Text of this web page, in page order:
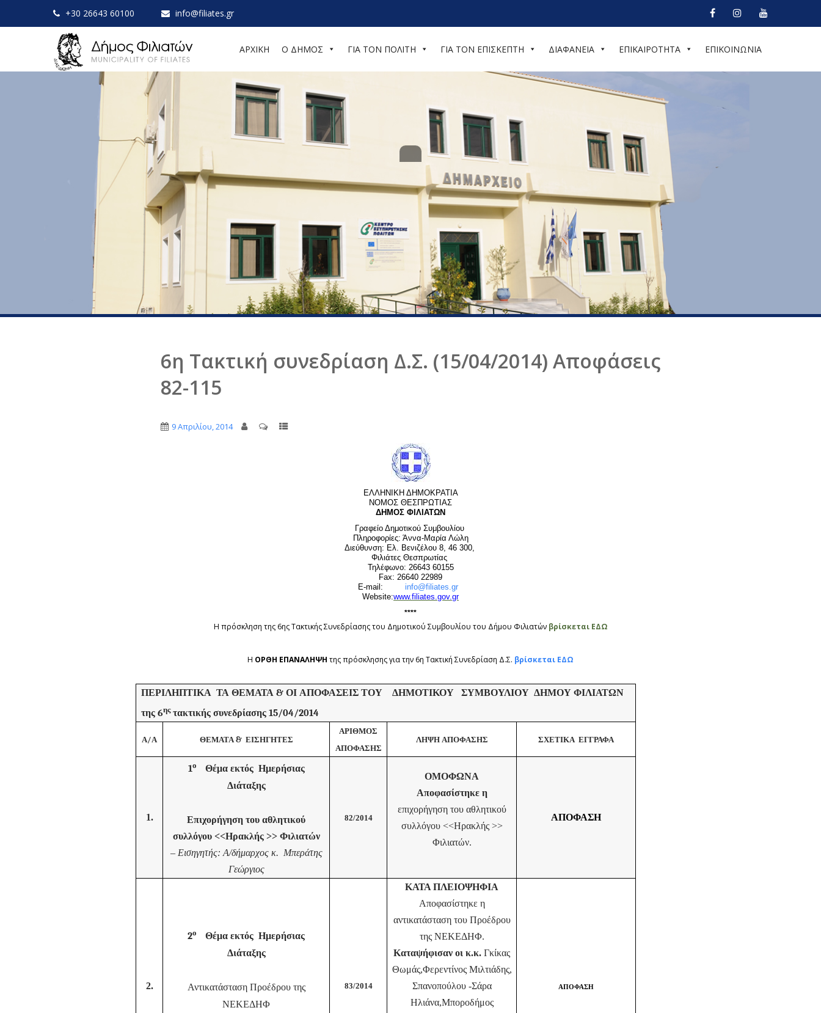
+30 26643 60100 info@filiates.gr
ΑΡΧΙΚΗ Ο ΔΗΜΟΣ ΓΙΑ ΤΟΝ ΠΟΛΙΤΗ ΓΙΑ ΤΟΝ ΕΠΙΣΚΕΠΤΗ ΔΙΑΦΑΝΕΙΑ ΕΠΙΚΑΙΡΟΤΗΤΑ ΕΠΙΚΟΙΝΩΝΙΑ
6η Tακτική συνεδρίαση Δ.Σ. (15/04/2014) Αποφάσεις
82-115
9 Απριλίου, 2014
ΕΛΛΗΝΙΚΗ ΔΗΜΟΚΡΑΤΙΑ
ΝΟΜΟΣ ΘΕΣΠΡΩΤΙΑΣ
ΔΗΜΟΣ ΦΙΛΙΑΤΩΝ
Γραφείο Δημοτικού Συμβουλίου
Πληροφορίες: Άννα-Μαρία Λώλη
Διεύθυνση: Ελ. Βενιζέλου 8, 46 300,
Φιλιάτες Θεσπρωτίας
Τηλέφωνο: 26643 60155
Fax: 26640 22989
E-mail:
info@filiates.gr
Website:www.filiates.gov.gr
****
Η πρόσκληση της 6ης Tακτικής Συνεδρίασης του Δημοτικού Συμβουλίου του Δήμου Φιλιατών βρίσκεται ΕΔΩ
Η ΟΡΘΗ ΕΠΑΝΑΛΗΨΗ της πρόσκλησης για την 6η Τακτική Συνεδρίαση Δ.Σ. βρίσκεται ΕΔΩ
ΠΕΡΙΛΗΠΤΙΚΑ ΤΑ ΘΕΜΑΤΑ & ΟΙ ΑΠΟΦΑΣΕΙΣ ΤΟΥ ΔΗΜΟΤΙΚΟΥ ΣΥΜΒΟΥΛΙΟΥ ΔΗΜΟΥ ΦΙΛΙΑΤΩΝ
της 6ηςτακτικής συνεδρίασης 15/04/2014
Α/Α ΘΕΜΑΤΑ & ΕΙΣΗΓΗΤΕΣ
ΑΡΙΘΜΟΣ
ΑΠΟΦΑΣΗΣ
ΛΗΨΗ ΑΠΟΦΑΣΗΣ ΣΧΕΤΙΚΑ ΕΓΓΡΑΦΑ
1.
1ο
Θέμα εκτός Ημερήσιας
Διάταξης
Επιχορήγηση του αθλητικού
συλλόγου <<Ηρακλής >> Φιλιατών
– Εισηγητής: Α/δήμαρχος κ. Μπεράτης
Γεώργιος
82/2014
ΟΜΟΦΩΝΑ
Αποφασίστηκε η
επιχορήγηση του αθλητικού
συλλόγου <<Ηρακλής >>
Φιλιατών.
ΑΠΟΦΑΣΗ
2.
2ο
Θέμα εκτός Ημερήσιας
Διάταξης
Αντικατάσταση Προέδρου της
ΝΕΚΕΔΗΦ
83/2014
ΚΑΤΑ ΠΛΕΙΟΨΗΦΙΑ
Αποφασίστηκε η
αντικατάσταση του Προέδρου
της ΝΕΚΕΔΗΦ.
Καταψήφισαν οι κ.κ. Γκίκας
Θωμάς,Φερεντίνος Μιλτιάδης,
Σπανοπούλου -Σάρα
Ηλιάνα,Μποροδήμος
ΑΠΟΦΑΣΗ